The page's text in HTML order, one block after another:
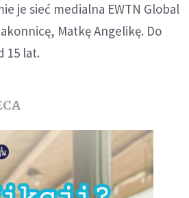
je sieć medialna EWTN Global
Matkę Angelikę. Do
15 lat.